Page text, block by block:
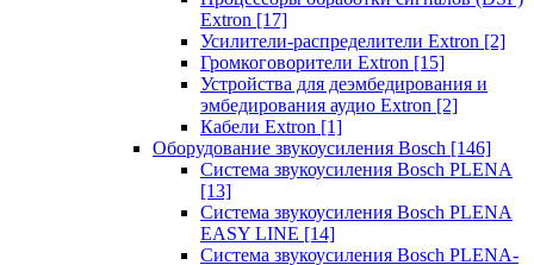
Extron [17]
Усилители-распределители Extron [2]
Громкоговорители Extron [15]
Устройства для деэмбедирования и
эмбедирования аудио Extron [2]
Кабели Extron [1]
Оборудование звукоусиления Bosch [146]
Система звукоусиления Bosch PLENA
[13]
Система звукоусиления Bosch PLENA
EASY LINE [14]
Система звукоусиления Bosch PLENA-